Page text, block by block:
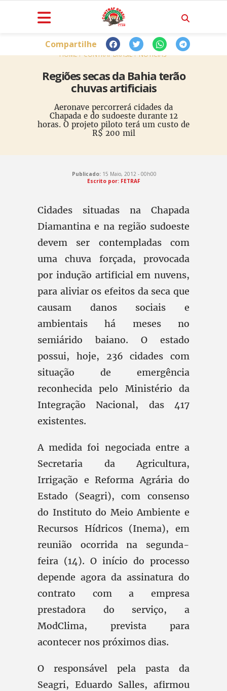
HOME CONTRAF BRASIL NOTÍCIAS
Regiões secas da Bahia terão
chuvas artificiais
Aeronave percorrerá cidades da
Chapada e do sudoeste durante 12
horas. O projeto piloto terá um custo de
R$ 200 mil
Compartilhe
Publicado: 15 Maio, 2012 - 00h00
Escrito por: FETRAF
Cidades situadas na Chapada
Diamantina e na região sudoeste
devem ser contempladas com
uma chuva forçada, provocada
por indução artificial em nuvens,
para aliviar os efeitos da seca que
causam danos sociais e
ambientais há meses no
semiárido baiano. O estado
possui, hoje, 236 cidades com
situação de emergência
reconhecida pelo Ministério da
Integração Nacional, das 417
existentes.
A medida foi negociada entre a
Secretaria da Agricultura,
Irrigação e Reforma Agrária do
Estado (Seagri), com consenso
do Instituto do Meio Ambiente e
Recursos Hídricos (Inema), em
reunião ocorrida na segunda-
feira (14). O início do processo
depende agora da assinatura do
contrato com a empresa
prestadora do serviço, a
ModClima, prevista para
acontecer nos próximos dias.
O responsável pela pasta da
Seagri, Eduardo Salles, afirmou